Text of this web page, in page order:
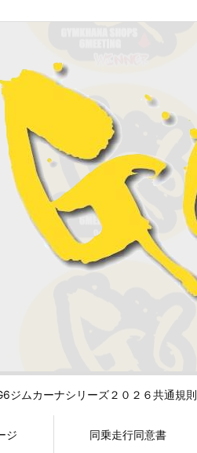
ジムカーナシリーズ２０２６共通規則
ジ 同乗走行同意書